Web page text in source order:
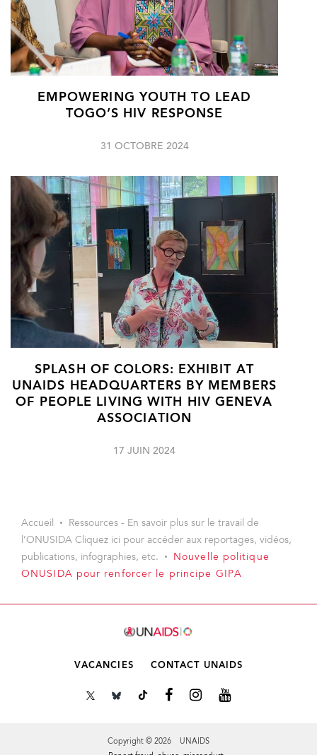
EMPOWERING YOUTH TO LEAD
TOGO’S HIV RESPONSE
31 OCTOBRE 2024
SPLASH OF COLORS: EXHIBIT AT
UNAIDS HEADQUARTERS BY MEMBERS
OF PEOPLE LIVING WITH HIV GENEVA
ASSOCIATION
17 JUIN 2024
Accueil
Ressources - En savoir plus sur le travail de
l’ONUSIDA Cliquez ici pour accéder aux reportages, vidéos,
publications, infographies, etc.
Nouvelle politique
ONUSIDA pour renforcer le principe GIPA
VACANCIES CONTACT UNAIDS
Copyright © 2026 UNAIDS